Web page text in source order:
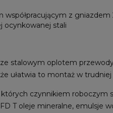
z gniazdem
ocynkowanej stali
stalowym oplotem
ułatwia to montaż w
czynnikiem
T oleje mineralne,